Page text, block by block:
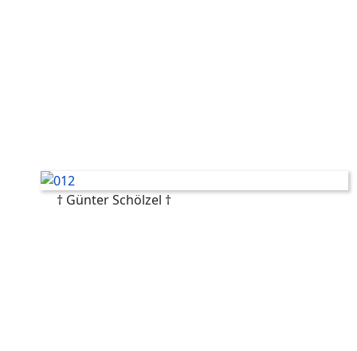
† Günter Schölzel †